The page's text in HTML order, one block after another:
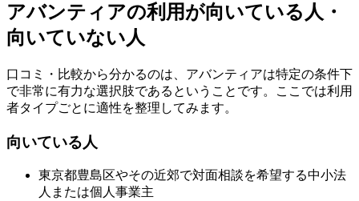
アバンティアの利用が向いている人・
向いていない人
口コミ・比較から分かるのは、アバンティアは特定の条件下
で非常に有力な選択肢であるということです。ここでは利用
者タイプごとに適性を整理してみます。
向いている人
東京都豊島区やその近郊で対面相談を希望する中小法
人または個人事業主